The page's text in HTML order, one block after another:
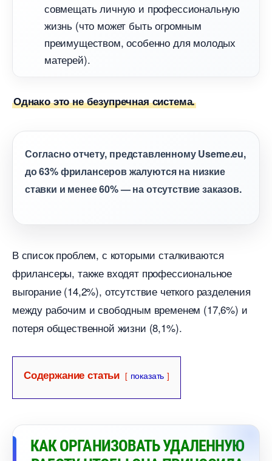
совмещать личную и профессиональную
жизнь (что может быть огромным
преимуществом, особенно для молодых
матерей).
Однако это не безупречная система.
Согласно отчету, представленному Useme.eu,
до 63% фрилансеров жалуются на низкие
ставки и менее 60% — на отсутствие заказов.
список проблем, с которыми сталкиваются
фрилансеры, также входят профессиональное
ыгорание (14,2%), отсутствие четкого разделения
между рабочим и свободным временем (17,6%) и
потеря общественной жизни (8,1%).
Содержание статьи показать
КАК ОРГАНИЗОВАТЬ УДАЛЕННУЮ